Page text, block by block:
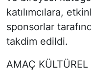
katılımcılara,
sponsorlar
takdim edildi.
AMAÇ KÜLTÜREL